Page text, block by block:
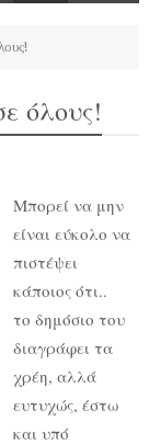
όλους!
Μπορεί να μην
είναι εύκολο να
πιστέψει
κάποιος ότι..
το δημόσιο του
διαγράφει τα
χρέη, αλλά
ευτυχώς, έστω
και υπό